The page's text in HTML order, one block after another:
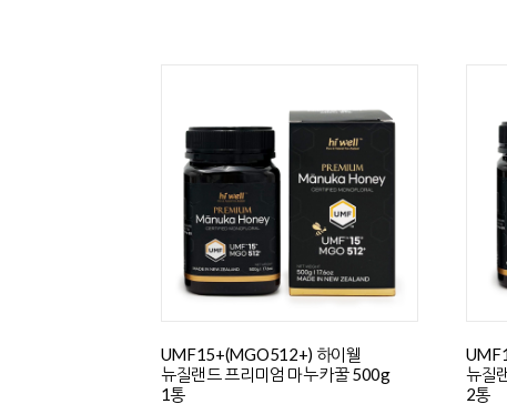
UMF15+(MGO512+) 하이웰
뉴질랜드 프리미엄 마누카꿀 500g
1통
뉴질
2통